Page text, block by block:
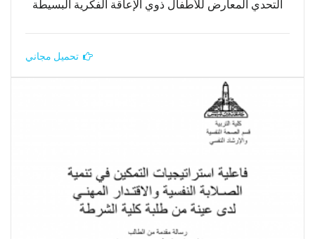
التحدي المعارض للأطفال ذوي الإعاقة الفكرية البسيطة
تحميل مجاني